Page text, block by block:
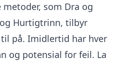
som Dra og
Hurtigtrinn, tilbyr
på. Imidlertid har hver
og potensial for feil. La